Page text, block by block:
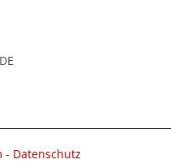
- Datenschutz